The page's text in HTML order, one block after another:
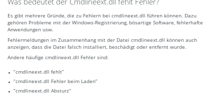
Es gibt mehrere Gründe, die zu Fehlern bei cmdlineext.dll führen können. Dazu
gehören Probleme mit der Windows-Registrierung, bösartige Software, fehlerhafte
Anwendungen usw.
Fehlermeldungen im Zusammenhang mit der Datei cmdlineext.dll können auch
anzeigen, dass die Datei falsch installiert, beschädigt oder entfernt wurde.
Andere häufige cmdlineext.dll Fehler sind:
“cmdlineext.dll fehlt”
“cmdlineext.dll Fehler beim Laden”
“cmdlineext.dll Absturz”